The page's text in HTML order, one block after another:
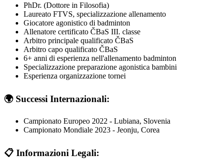
PhDr. (Dottore in Filosofia)
Laureato FTVS, specializzazione allenamento
Giocatore agonistico di badminton
Allenatore certificato ČBaS III. classe
Arbitro principale qualificato ČBaS
Arbitro capo qualificato ČBaS
6+ anni di esperienza nell'allenamento badminton
Specializzazione preparazione agonistica bambini
Esperienza organizzazione tornei
🌍 Successi Internazionali:
Campionato Europeo 2022 - Lubiana, Slovenia
Campionato Mondiale 2023 - Jeonju, Corea
📋 Informazioni Legali: